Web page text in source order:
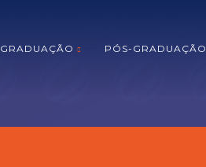
GRADUAÇÃO PÓS-GRADUAÇÃO